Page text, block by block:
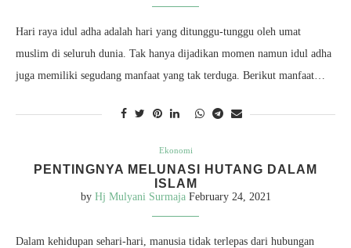
Hari raya idul adha adalah hari yang ditunggu-tunggu oleh umat
muslim di seluruh dunia. Tak hanya dijadikan momen namun idul adha
juga memiliki segudang manfaat yang tak terduga. Berikut manfaat…
Ekonomi
PENTINGNYA MELUNASI HUTANG DALAM
ISLAM
by Hj Mulyani Surmaja February 24, 2021
Dalam kehidupan sehari-hari, manusia tidak terlepas dari hubungan